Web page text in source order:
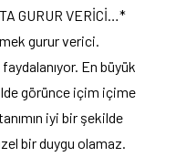
GURUR VERİCİ…*
gurur verici.
En büyük
görünce içim içime
iyi bir şekilde
bir duygu olamaz.